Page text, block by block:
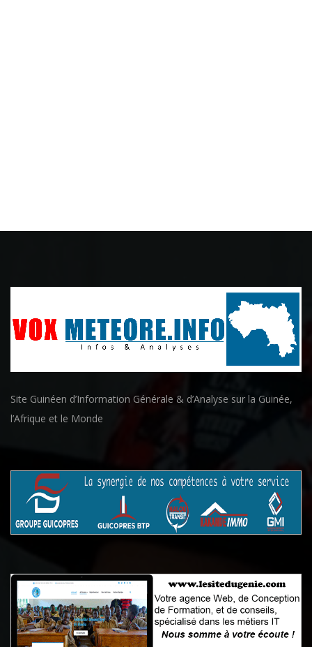
Site Guinéen d’Information Générale & d’Analyse sur la Guinée,
l’Afrique et le Monde